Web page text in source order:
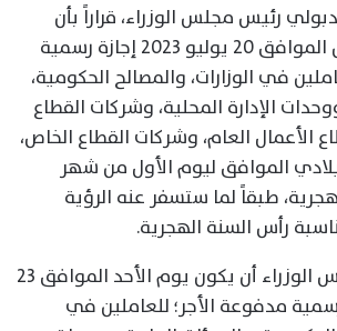
رئيس مجلس الوزراء، قراراً بأن
يكون يوم الخميس الموافق 20 يوليو 2023 إجازة رسمية
في الوزارات، والمصالح الحكومية،
الإدارة المحلية، وشركات القطاع
الأعمال العام، وشركات القطاع الخاص،
الموافق ليوم الأول من شهر
المحرم لعام 1445 هجرية، طبقاً لما ستسفر عنه الرؤية
رأس السنة الهجرية.
كما قرر رئيس مجلس الوزراء أن يكون يوم الأحد الموافق 23
إجازة رسمية مدفوعة الأجر؛ للعاملين في